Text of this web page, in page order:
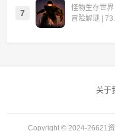
7
怪物生存世界
冒险解谜 |
关于
Copyright © 2024-26621